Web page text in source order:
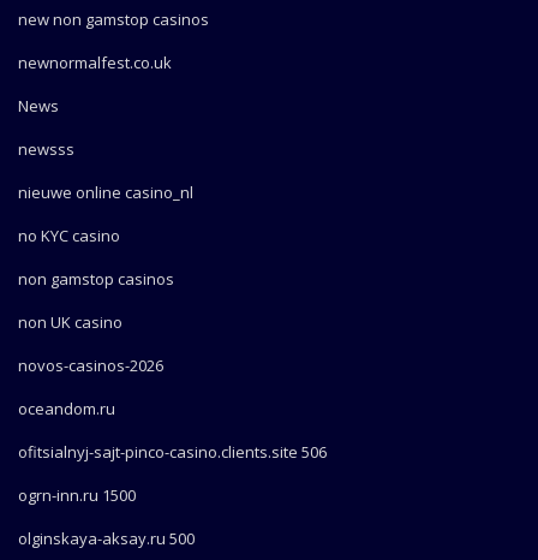
new non gamstop casinos
newnormalfest.co.uk
News
newsss
nieuwe online casino_nl
no KYC casino
non gamstop casinos
non UK casino
novos-casinos-2026
oceandom.ru
ofitsialnyj-sajt-pinco-casino.clients.site 506
ogrn-inn.ru 1500
olginskaya-aksay.ru 500